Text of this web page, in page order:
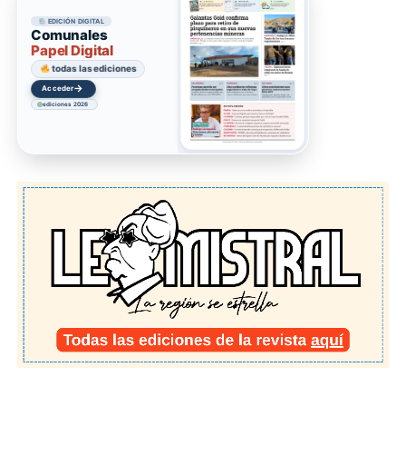
EDICIÓN DIGITAL
Comunales
Papel Digital
todas las ediciones
Acceder→
ediciones 2026